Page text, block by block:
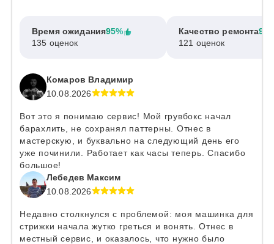
Время ожидания95%
135 оценок
Качество ремонта
121 оценок
Комаров Владимир
10.08.2026
Вот это я понимаю сервис! Мой грувбокс начал
барахлить, не сохранял паттерны. Отнес в
мастерскую, и буквально на следующий день его
уже починили. Работает как часы теперь. Спасибо
большое!
Лебедев Максим
10.08.2026
Недавно столкнулся с проблемой: моя машинка для
стрижки начала жутко греться и вонять. Отнес в
местный сервис, и оказалось, что нужно было